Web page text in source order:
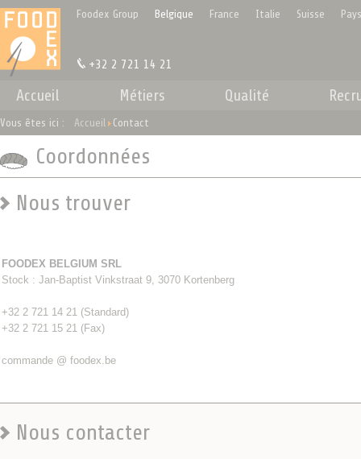
Foodex Group Belgique France Italie Suisse
+32 2 721 14 21
Accueil Métiers Qualité
Vous êtes ici : Accueil Contact
Coordonnées
Nous trouver
FOODEX BELGIUM SRL
Stock : Jan-Baptist Vinkstraat 9, 3070 Kortenberg
+32 2 721 14 21 (Standard)
+32 2 721 15 21 (Fax)
commande @ foodex.be
Nous contacter
Panneau de gestion des cookies